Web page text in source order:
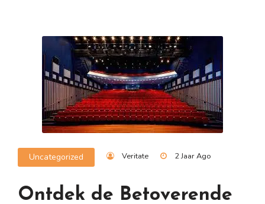
Uncategorized Veritate 2 Jaar Ago
Ontdek de Betoverende